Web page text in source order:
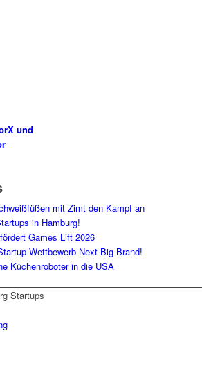
und
mit Zimt den Kampf an
in Hamburg!
Games Lift 2026
Wettbewerb Next Big Brand!
Küchenroboter in die USA
Startups